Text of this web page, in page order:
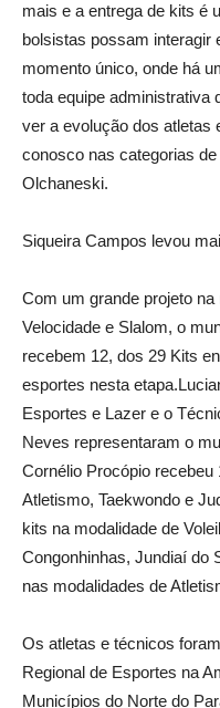
mais e a entrega de kits é
bolsistas possam interagir
momento único, onde há
toda equipe administrativa
ver a evolução dos atletas
conosco nas categorias
Olchaneski.
Siqueira Campos levou
Com um grande projeto
Velocidade e Slalom, o
recebem 12, dos 29 Kits
esportes nesta
Esportes e Lazer e o
Neves representaram o
Cornélio Procópio
Atletismo, Taekwondo e
kits na modalidade de
Congonhinhas, Jundiaí do
nas modalidades de
Os atletas e técnicos
Regional de Esportes na
Municípios do Norte do